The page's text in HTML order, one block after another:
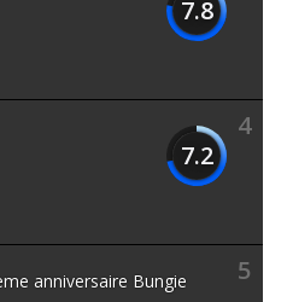
7.8
4
7.2
5
anniversaire Bungie